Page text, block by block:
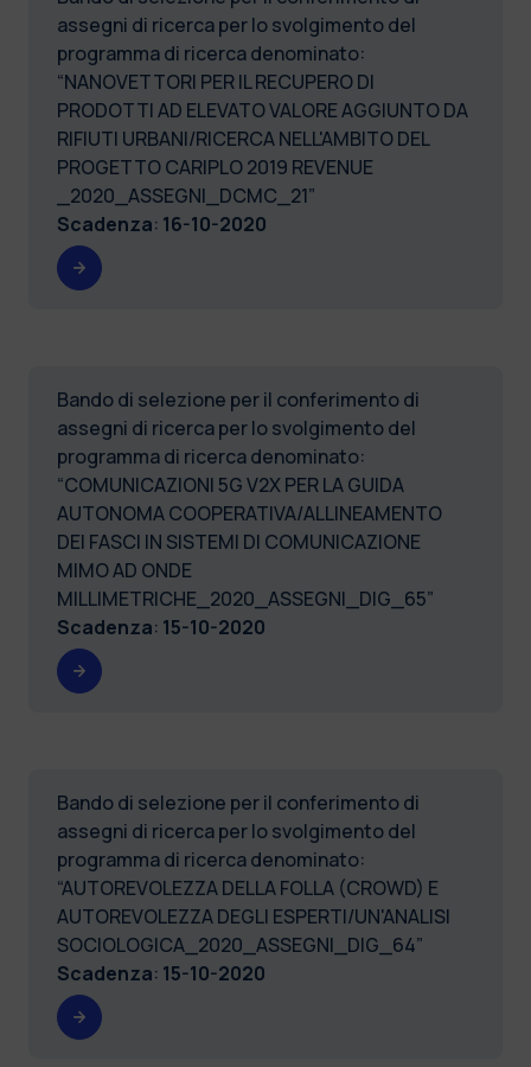
assegni di ricerca per lo svolgimento del
programma di ricerca denominato:
“NANOVETTORI PER IL RECUPERO DI
PRODOTTI AD ELEVATO VALORE AGGIUNTO DA
RIFIUTI URBANI/RICERCA NELL'AMBITO DEL
PROGETTO CARIPLO 2019 REVENUE
_2020_ASSEGNI_DCMC_21”
Scadenza: 16-10-2020
Bando di selezione per il conferimento di
assegni di ricerca per lo svolgimento del
programma di ricerca denominato:
“COMUNICAZIONI 5G V2X PER LA GUIDA
AUTONOMA COOPERATIVA/ALLINEAMENTO
DEI FASCI IN SISTEMI DI COMUNICAZIONE
MIMO AD ONDE
MILLIMETRICHE_2020_ASSEGNI_DIG_65”
Scadenza: 15-10-2020
Bando di selezione per il conferimento di
assegni di ricerca per lo svolgimento del
programma di ricerca denominato:
“AUTOREVOLEZZA DELLA FOLLA (CROWD) E
AUTOREVOLEZZA DEGLI ESPERTI/UN'ANALISI
SOCIOLOGICA_2020_ASSEGNI_DIG_64”
Scadenza: 15-10-2020